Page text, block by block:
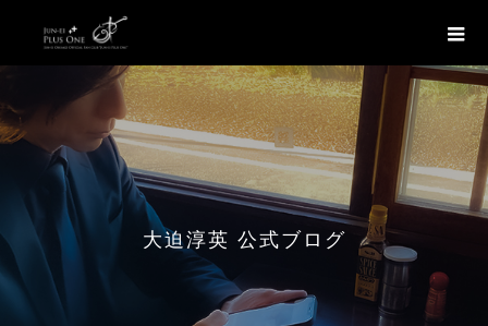
大迫淳英 公式ブ ロ グ